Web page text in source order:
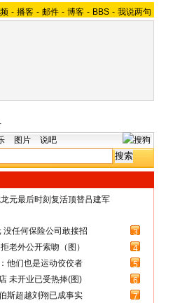
- 播客 - 邮件 - 博客 - BBS - 我说两句
图片 说吧
元最后时刻复活顶替吕建军
任何保险公司敢接招
3
老外公开索吻（图）
4
他们也是运动佼佼者
5
未开业已受热捧(图)
6
斯超越刘翔已成事实
7